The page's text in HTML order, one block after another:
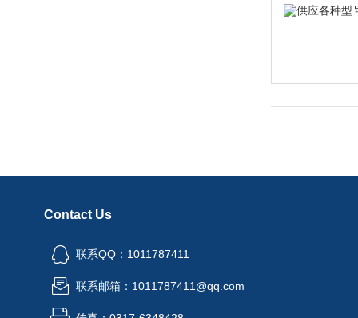
Contact Us
联系QQ：1011787411
联系邮箱：1011787411@qq.com